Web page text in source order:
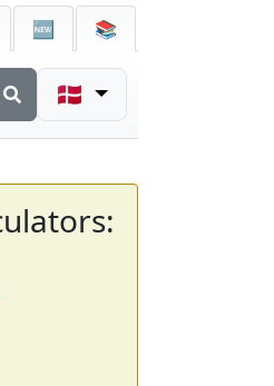
🆕 📚
🇩🇰